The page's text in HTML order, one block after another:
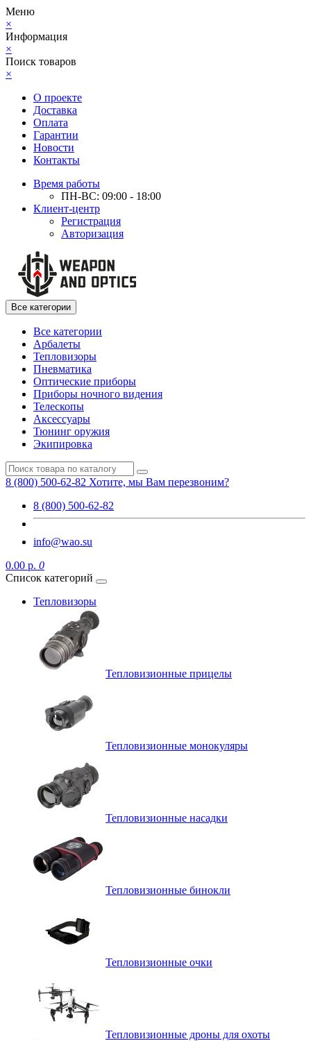
Меню
×
Информация
×
Поиск товаров
×
О проекте
Доставка
Оплата
Гарантии
Новости
Контакты
Время работы
ПН-ВС: 09:00 - 18:00
Клиент-центр
Регистрация
Авторизация
Все категории
Все категории
Арбалеты
Тепловизоры
Пневматика
Оптические приборы
Приборы ночного видения
Телескопы
Аксессуары
Тюнинг оружия
Экипировка
8 (800) 500-62-82 Хотите, мы Вам перезвоним?
8 (800) 500-62-82
info@wao.su
0.00 р. 0
Список категорий
Тепловизоры
Тепловизионные прицелы
Тепловизионные монокуляры
Тепловизионные насадки
Тепловизионные бинокли
Тепловизионные очки
Тепловизионные дроны для охоты